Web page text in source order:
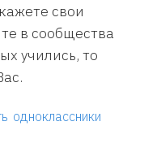
свои
в сообщества
учились, то
одноклассники